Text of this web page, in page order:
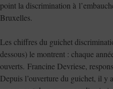
point la discrimination à
Bruxelles.
Les chiffres du guichet
dessous) le montrent : chaque
ouverts. Francine Devriese,
Depuis l’ouverture du guichet, il y